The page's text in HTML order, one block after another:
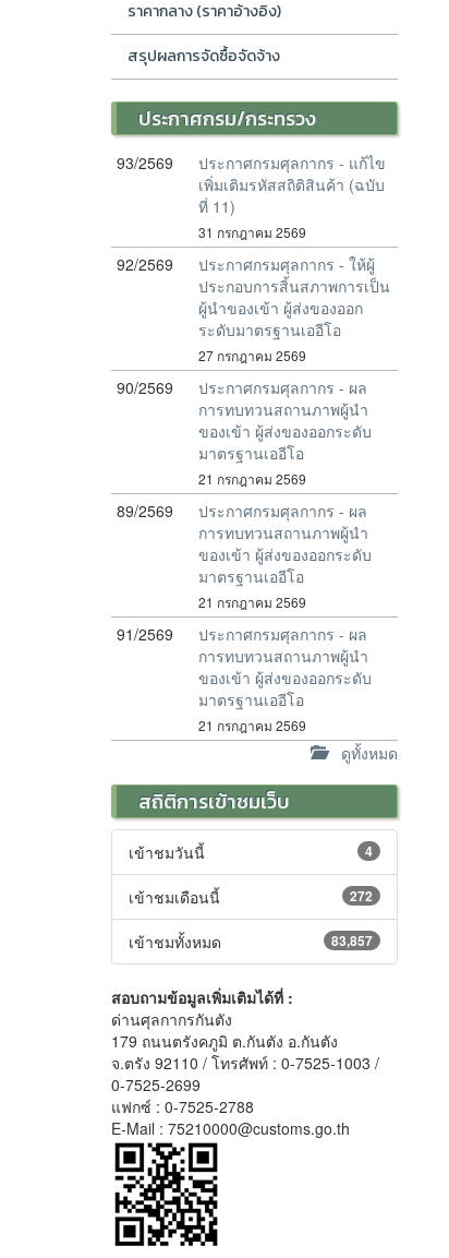
ราคากลาง (ราคาอ้างอิง)
สรุปผลการจัดซื้อจัดจ้าง
ประกาศกรม/กระทรวง
93/2569
ประกาศกรมศุลกากร - แก้ไข
เพิ่มเติมรหัสสถิติสินค้า (ฉบับ
ที่ 11)
31 กรกฎาคม 2569
92/2569
ประกาศกรมศุลกากร - ให้ผู้
ประกอบการสิ้นสภาพการเป็น
ผู้นำของเข้า ผู้ส่งของออก
ระดับมาตรฐานเออีโอ
27 กรกฎาคม 2569
90/2569
ประกาศกรมศุลกากร - ผล
การทบทวนสถานภาพผู้นำ
ของเข้า ผู้ส่งของออกระดับ
มาตรฐานเออีโอ
21 กรกฎาคม 2569
89/2569
ประกาศกรมศุลกากร - ผล
การทบทวนสถานภาพผู้นำ
ของเข้า ผู้ส่งของออกระดับ
มาตรฐานเออีโอ
21 กรกฎาคม 2569
91/2569
ประกาศกรมศุลกากร - ผล
การทบทวนสถานภาพผู้นำ
ของเข้า ผู้ส่งของออกระดับ
มาตรฐานเออีโอ
21 กรกฎาคม 2569
ดูทั้งหมด
สถิติการเข้าชมเว็บ
4
เข้าชมวันนี้
272
เข้าชมเดือนนี้
83,857
เข้าชมทั้งหมด
สอบถามข้อมูลเพิ่มเติมได้ที่ :
ด่านศุลกากรกันตัง
179 ถนนตรังคภูมิ ต.กันตัง อ.กันตัง
จ.ตรัง 92110 / โทรศัพท์ : 0-7525-1003 /
0-7525-2699
แฟกซ์ : 0-7525-2788
E-Mail : 75210000@customs.go.th